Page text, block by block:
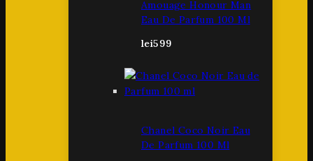
Amouage Honour Man
Eau De Parfum 100 Ml
lei599
Chanel Coco Noir Eau
De Parfum 100 Ml